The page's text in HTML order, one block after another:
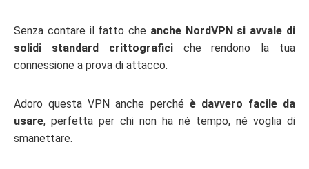
Senza contare il fatto che anche NordVPN si avvale di
solidi standard crittograficiche rendono la tua
connessione a prova di attacco.
Adoro questa VPN anche perché è davvero facile da
usare, perfetta per chi non ha né tempo, né voglia di
smanettare.